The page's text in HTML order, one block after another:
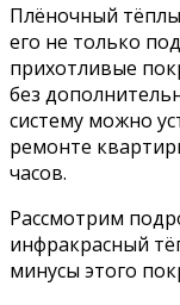
Плёночный
его не только
прихотливые
без
систему можно
ремонте
часов.
Рассмотрим
инфракрасный
минусы этого